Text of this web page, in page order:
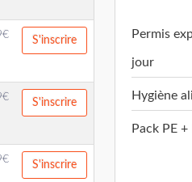
€ S'inscrire
€ S'inscrire
€ S'inscrire
Permis
jour
Hygiène
Pack PE